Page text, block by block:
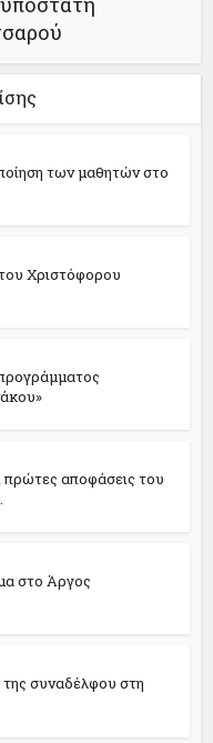
των μαθητών στο
Χριστόφορου
πρώτες αποφάσεις του
στο Άργος
της συναδέλφου στη